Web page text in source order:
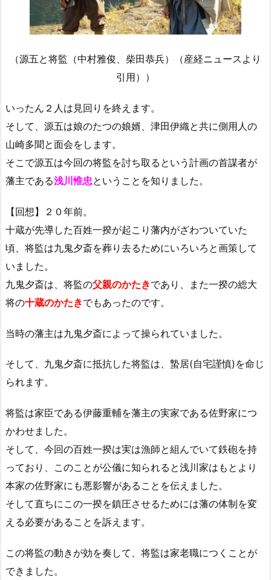
（源五と将監（中村雅俊、柴田恭兵）（産経ニュースより
引用））
いったん２人は見回りを終えます。
そして、源五は娘のたつの娘婿、津田伊織と共に側用人の
山崎多聞と面会をします。
そこで源五は今回の将監を討ち取るという計画の首謀者が
藩主である浅川惟忠ということを知りました。
【回想】２０年前。
十蔵が先導した百姓一揆が起こり藩内がざわついていた
頃、将監は九鬼夕斎を葬り去るためにいろいろと画策して
いました。
九鬼夕斎は、将監の父親のかたきであり、また一揆の総大
将の十蔵のかたきでもあったのです。
当時の藩主は九鬼夕斎によって操られていました。
そして、九鬼夕斎に抵抗した将監は、蟄居(自宅謹慎)を命じ
られます。
将監は家臣である伊藤重輔を藩主の実家である佐野家につ
かわせました。
そして、今回の百姓一揆は実は漁師と組んでいて鉄砲を持
っており、このことが公儀に知られると浅川家はもとより
本家の佐野家にも悪影響があることを伝えました。
そして直ちにこの一揆を鎮圧させるためには藩の体制を変
える必要があることを訴えます。
この将監の動きが効を奏して、将監は家老職につくことが
できました。